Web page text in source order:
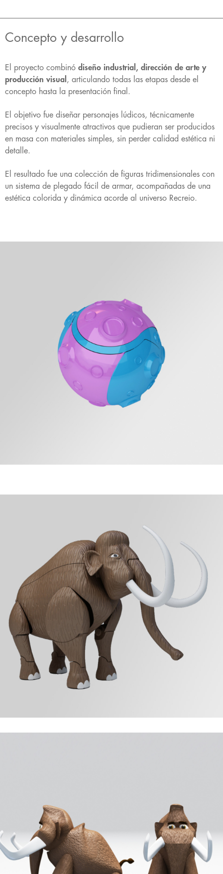
Concepto y desarrollo
El proyecto combinó diseño industrial, dirección de arte y
producción visual , articulando todas las etapas desde el
concepto hasta la presentación final.
El objetivo fue diseñar personajes lúdicos, técnicamente
precisos y visualmente atractivos que pudieran ser producidos
en masa con materiales simples, sin perder calidad estética ni
detalle.
El resultado fue una colección de figuras tridimensionales con
un sistema de plegado fácil de armar, acompañadas de una
estética colorida y dinámica acorde al universo Recreio.